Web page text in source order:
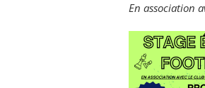
En association